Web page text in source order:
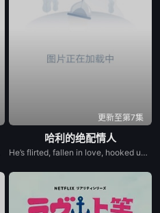
更新至第7集
哈利的绝配情人
He’s flirted, fallen in love, hooked up, and broken up. He’s even proposed with a candy ring. But now, in the new series Let’s Marry Harry, Harry Jowsey’s ready for the real thing. After traveling all across the Netflix Reality Universe in search of his soulmate (see: Too Hot to Handle and Perfect Match as evidence), Jowsey will date a new pool of potential matches in hopes of ...